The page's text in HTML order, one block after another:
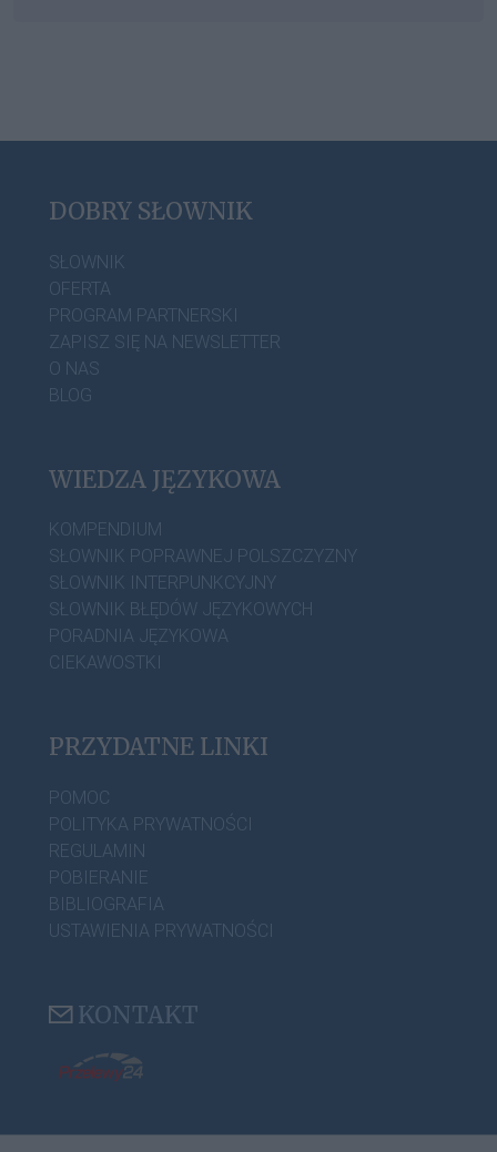
DOBRY SŁOWNIK
SŁOWNIK
OFERTA
PROGRAM PARTNERSKI
ZAPISZ SIĘ NA NEWSLETTER
O NAS
BLOG
WIEDZA JĘZYKOWA
KOMPENDIUM
SŁOWNIK POPRAWNEJ POLSZCZYZNY
SŁOWNIK INTERPUNKCYJNY
SŁOWNIK BŁĘDÓW JĘZYKOWYCH
PORADNIA JĘZYKOWA
CIEKAWOSTKI
PRZYDATNE LINKI
POMOC
POLITYKA PRYWATNOŚCI
REGULAMIN
POBIERANIE
BIBLIOGRAFIA
USTAWIENIA PRYWATNOŚCI
KONTAKT